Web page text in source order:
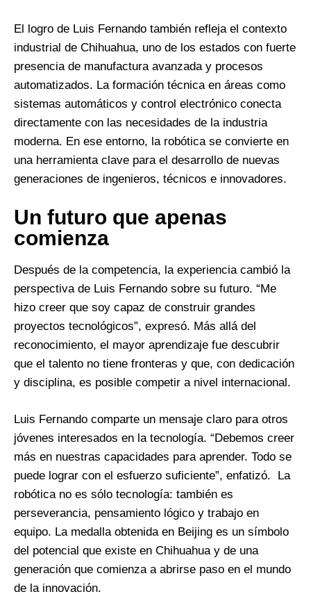
El logro de Luis Fernando también refleja el contexto
industrial de Chihuahua, uno de los estados con fuerte
presencia de manufactura avanzada y procesos
automatizados. La formación técnica en áreas como
sistemas automáticos y control electrónico conecta
directamente con las necesidades de la industria
moderna. En ese entorno, la robótica se convierte en
una herramienta clave para el desarrollo de nuevas
generaciones de ingenieros, técnicos e innovadores.
Un futuro que apenas
comienza
Después de la competencia, la experiencia cambió la
perspectiva de Luis Fernando sobre su futuro. “Me
hizo creer que soy capaz de construir grandes
proyectos tecnológicos”, expresó. Más allá del
reconocimiento, el mayor aprendizaje fue descubrir
que el talento no tiene fronteras y que, con dedicación
y disciplina, es posible competir a nivel internacional.
Luis Fernando comparte un mensaje claro para otros
jóvenes interesados en la tecnología. “Debemos creer
más en nuestras capacidades para aprender. Todo se
puede lograr con el esfuerzo suficiente”, enfatizó. La
robótica no es sólo tecnología: también es
perseverancia, pensamiento lógico y trabajo en
equipo. La medalla obtenida en Beijing es un símbolo
del potencial que existe en Chihuahua y de una
generación que comienza a abrirse paso en el mundo
de la innovación.